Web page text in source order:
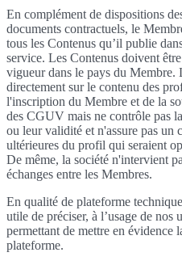
En complément de dispositions
documents contractuels, le
tous les Contenus qu’il publie
service. Les Contenus doivent
vigueur dans le pays du Membre.
directement sur le contenu des
l'inscription du Membre et de la
des CGUV mais ne contrôle pas
ou leur validité et n'assure pas un
ultérieures du profil qui seraient
De même, la société n'intervient
échanges entre les Membres.
En qualité de plateforme
utile de préciser, à l’usage de nos
permettant de mettre en évidence
plateforme.